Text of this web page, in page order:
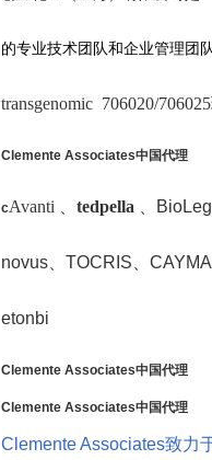
的专业技术团队和企业管理团
transgenomic 706020/
Clemente Associates中国代理
cAvanti 、 tedpella
novus 、TOCRIS 、
etonbi
Clemente Associates中国代理
Clemente Associates中国代理
Clemente Associates致力